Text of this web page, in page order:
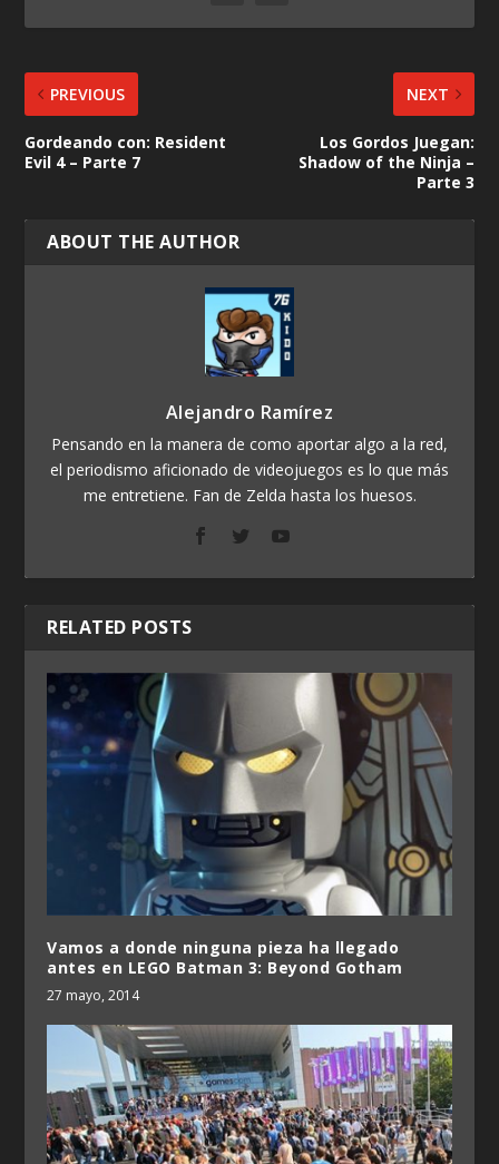
PREVIOUS
Gordeando con: Resident
Evil 4 – Parte 7
NEXT
Los Gordos Juegan:
Shadow of the Ninja –
Parte 3
ABOUT THE AUTHOR
Alejandro Ramírez
Pensando en la manera de como aportar algo a la red,
el periodismo aficionado de videojuegos es lo que más
me entretiene. Fan de Zelda hasta los huesos.
RELATED POSTS
Vamos a donde ninguna pieza ha llegado
antes en LEGO Batman 3: Beyond Gotham
27 mayo, 2014